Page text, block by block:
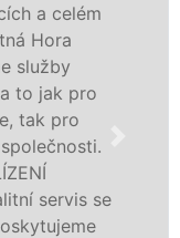
v Chotusicích a
službu jak fyzickým,
osobám se zárukou
práce, a to NON-